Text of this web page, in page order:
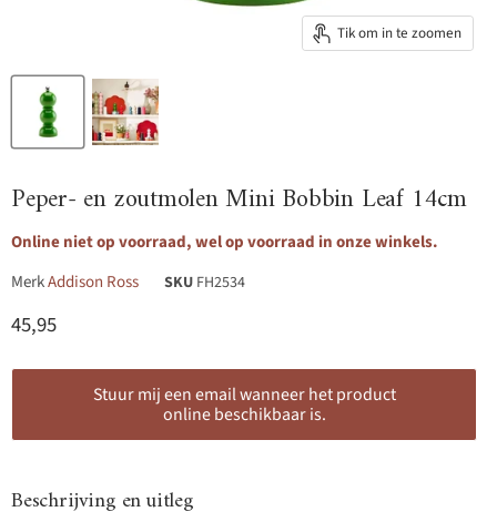
Tik om in te zoomen
Peper- en zoutmolen Mini Bobbin Leaf 14cm
Online niet op voorraad, wel op voorraad in onze winkels.
MerkAddison Ross SKU FH2534
Huidige prijs
45,95
Stuur mij een email wanneer het product
online beschikbaar is.
Beschrijving en uitleg